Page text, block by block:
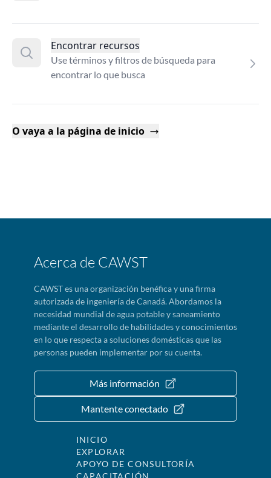
Encontrar recursos
Use términos y filtros de búsqueda para
encontrar lo que busca
O vaya a la página de inicio
Acerca de CAWST
CAWST es una organización benéfica y una firma
autorizada de ingeniería de Canadá. Abordamos la
necesidad mundial de agua potable y saneamiento
mediante el desarrollo de habilidades y conocimientos
en lo que respecta a soluciones domésticas que las
personas pueden implementar por su cuenta.
Más información
Mantente conectado
INICIO
EXPLORAR
APOYO DE CONSULTORÍA
CAPACITACIÓN